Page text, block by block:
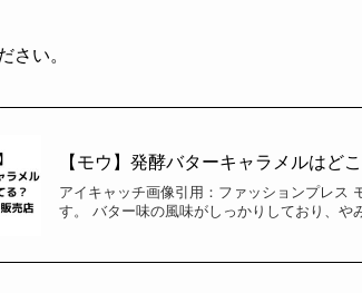
さい。
【モウ】発酵バターキャラメルはど
アイキャッチ画像引用：ファッションプレス
す。 バター味の風味がしっかりしており、や